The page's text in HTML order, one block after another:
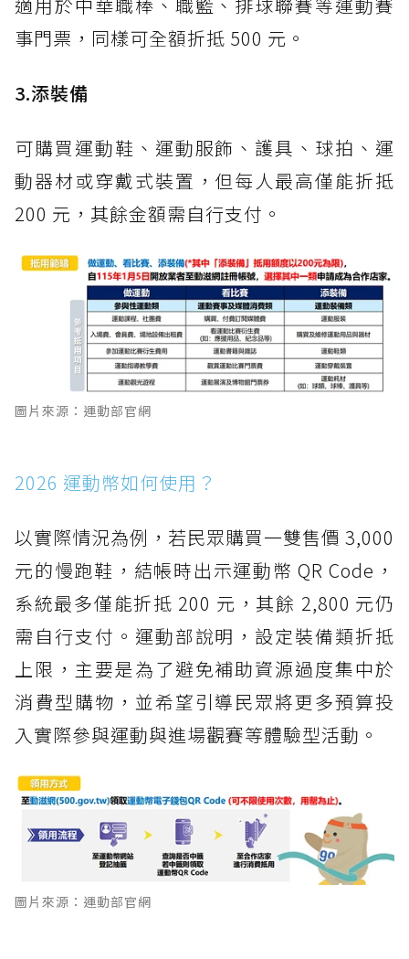
事門票，同樣可全額折抵 500 元。
3.添裝備
可購買運動鞋、運動服飾、護具、球拍、運
動器材或穿戴式裝置，但每人最高僅能折抵
200 元，其餘金額需自行支付。
圖片來源：運動部官網
2026 運動幣如何使用？
以實際情況為例，若民眾購買一雙售價 3,000
元的慢跑鞋，結帳時出示運動幣 QR Code，
系統最多僅能折抵 200 元，其餘 2,800 元仍
需自行支付。運動部說明，設定裝備類折抵
上限，主要是為了避免補助資源過度集中於
消費型購物，並希望引導民眾將更多預算投
入實際參與運動與進場觀賽等體驗型活動。
圖片來源：運動部官網